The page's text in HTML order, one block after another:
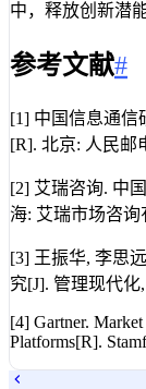
中，释放创新潜
参考文献#
[1] 中国信息通信
[R]. 北京: 人民邮
[2] 艾瑞咨询. 中
海: 艾瑞市场咨询
[3] 王振华, 李思
究[J]. 管理现代化,
[4] Gartner.
Platforms[R].